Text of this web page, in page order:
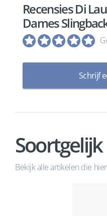
Recensies Di
Dames
Schrijf
Soortgelijk
Bekijk alle artikelen die